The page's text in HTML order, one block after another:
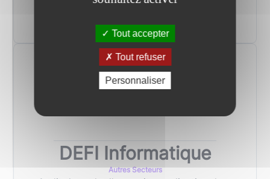
DEFI Informatique
Autres Secteurs
Tout accepter
Tout refuser
Personnaliser